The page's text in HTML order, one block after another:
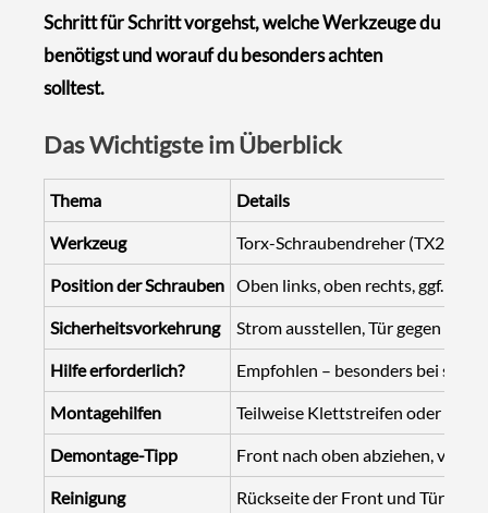
Schritt für Schritt vorgehst, welche Werkzeuge du
benötigst und worauf du besonders achten
solltest.
Das Wichtigste im Überblick
Thema Details
Werkzeug Torx-Schraubendreher (TX20),
Position der Schrauben Oben links, oben rechts, ggf.
Sicherheitsvorkehrung Strom ausstellen, Tür gegen
Hilfe erforderlich? Empfohlen – besonders bei
Montagehilfen Teilweise Klettstreifen oder
Demontage-Tipp Front nach oben abziehen,
Reinigung Rückseite der Front und